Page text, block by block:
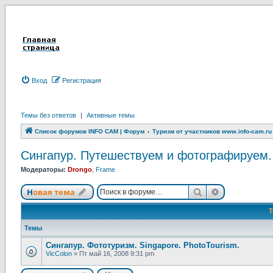
Вход Регистрация
Темы без ответов | Активные темы
Список форумов INFO CAM | Форум Туризм от участников www.info-cam.ru
Сингапур. Путешествуем и
Модераторы: Drongo Frame
Новая тема
Новая тема Поиск
Темы
Сингапур. Фототуризм. Singapore. PhotoTourism.
VicColon » Пт май 16, 2008 9:31 pm